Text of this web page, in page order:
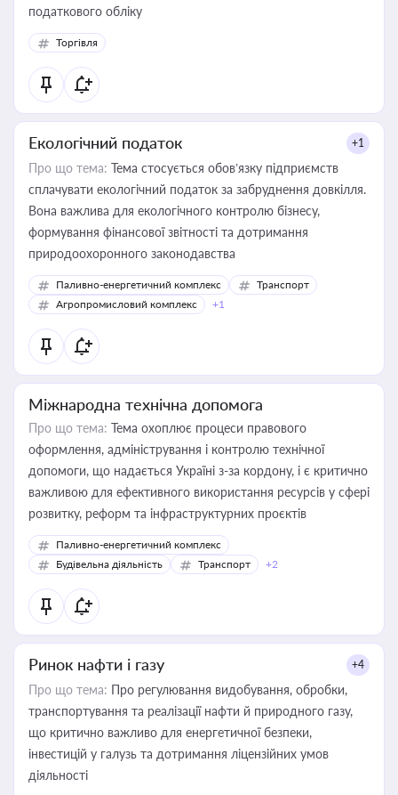
податкового обліку
Торгівля
Екологічний податок +1
Про що тема: Тема стосується обов’язку підприємств
сплачувати екологічний податок за забруднення довкілля.
Вона важлива для екологічного контролю бізнесу,
формування фінансової звітності та дотримання
природоохоронного законодавства
Паливно-енергетичний комплекс
Транспорт
Агропромисловий комплекс
+1
Міжнародна технічна допомога
Про що тема: Тема охоплює процеси правового
оформлення, адміністрування і контролю технічної
допомоги, що надається Україні з-за кордону, і є критично
важливою для ефективного використання ресурсів у сфері
розвитку, реформ та інфраструктурних проєктів
Паливно-енергетичний комплекс
Будівельна діяльність
Транспорт +2
Ринок нафти і газу +4
Про що тема: Про регулювання видобування, обробки,
транспортування та реалізації нафти й природного газу,
що критично важливо для енергетичної безпеки,
інвестицій у галузь та дотримання ліцензійних умов
діяльності